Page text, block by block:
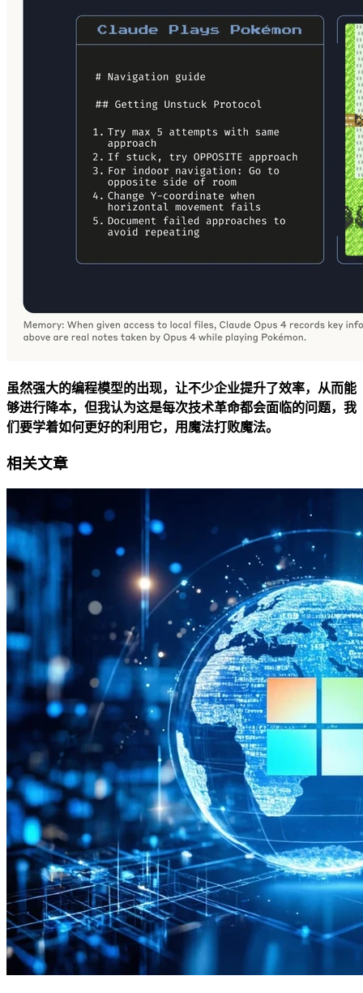
虽然强大的编程模型的出现，让不少企业提升了效率，从而能
够进行降本，但我认为这是每次技术革命都会面临的问题，我
们要学着如何更好的利用它，用魔法打败魔法。
相关文章